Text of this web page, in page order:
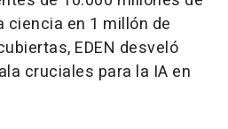
ciencia en 1 millón de
EDEN desveló
cruciales para la IA en